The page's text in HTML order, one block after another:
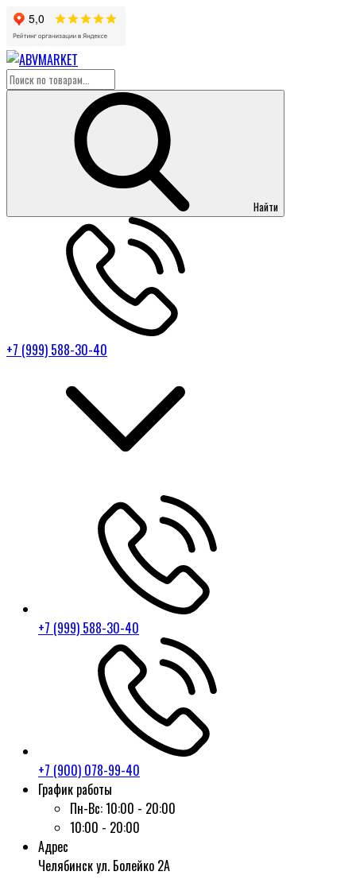
Найти
+7 (999) 588-30-40
+7 (999) 588-30-40
+7 (900) 078-99-40
График работы
Пн-Вс:10:00 - 20:00
10:00 - 20:00
Адрес
Челябинск ул. Болейко 2А